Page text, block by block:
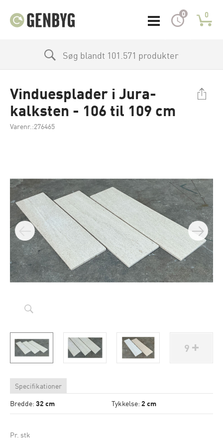
0 0
Søg blandt 101.571 produkter
Vinduesplader i Jura-
kalksten - 106 til 109 cm
Varenr.:276465
9
Specifikationer
Bredde: 32 cm Tykkelse: 2 cm
Pr. stk